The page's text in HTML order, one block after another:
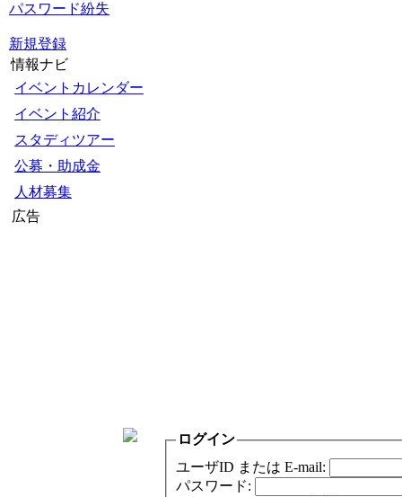
パスワード紛失
新規登録
情報ナビ
イベントカレンダー
イベント紹介
スタディツアー
公募・助成金
人材募集
広告
ログイン
ユーザID または E-mail:
パスワード: